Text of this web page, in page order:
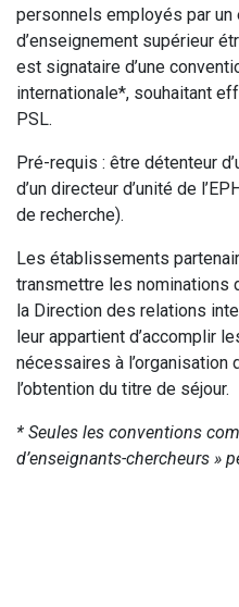
personnels employés par
d’enseignement supérieur
est signataire d’une
internationale*, souhaitant
PSL.
Pré-requis : être détenteur
d’un directeur d’unité de
de recherche).
Les établissements
transmettre les nominations
la Direction des relations
leur appartient d’accomplir
nécessaires à
l’obtention du titre de séjour.
* Seules les conventions
d’enseignants-chercheurs »